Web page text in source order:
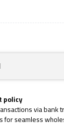
policy
via bank
for seamless